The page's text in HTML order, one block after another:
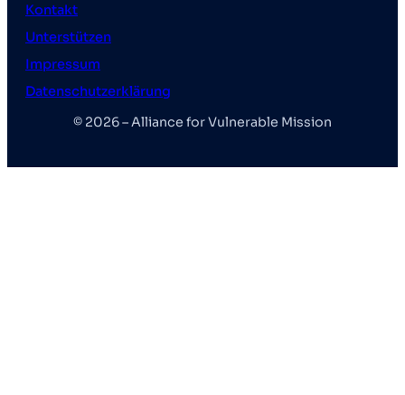
Kontakt
Unterstützen
Impressum
Datenschutzerklärung
© 2026 – Alliance for Vulnerable Mission